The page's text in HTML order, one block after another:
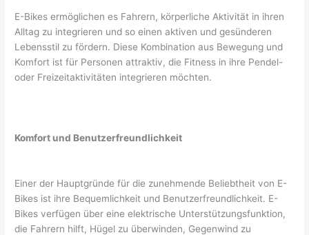
E-Bikes ermöglichen es Fahrern, körperliche Aktivität in ihren
Alltag zu integrieren und so einen aktiven und gesünderen
Lebensstil zu fördern. Diese Kombination aus Bewegung und
Komfort ist für Personen attraktiv, die Fitness in ihre Pendel-
oder Freizeitaktivitäten integrieren möchten.
Komfort und Benutzerfreundlichkeit
Einer der Hauptgründe für die zunehmende Beliebtheit von E-
Bikes ist ihre Bequemlichkeit und Benutzerfreundlichkeit. E-
Bikes verfügen über eine elektrische Unterstützungsfunktion,
die Fahrern hilft, Hügel zu überwinden, Gegenwind zu